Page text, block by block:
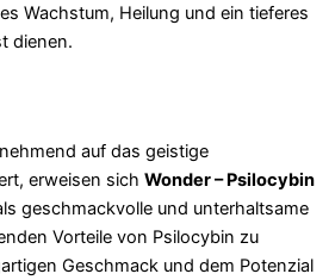
Wachstum, Heilung und ein tieferes
dienen.
auf das geistige
erweisen sich Wonder – Psilocybin
geschmackvolle und unterhaltsame
Vorteile von Psilocybin zu
Geschmack und dem Potenzial